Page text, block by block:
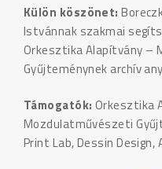
Külön köszönet:
Istvánnak szakmai
Orkesztika Alapítvány –
Gyűjteménynek archív
Támogatók: Orkesztika
Mozdulatművészeti
Print Lab, Dessin